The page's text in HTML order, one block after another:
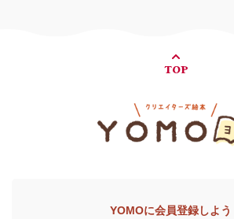
TOP
YOMOに会員登録しよう